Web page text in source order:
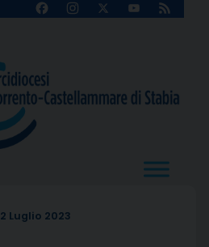
FacebookInstagram
X
YouTube
Feed
2 Luglio 2023